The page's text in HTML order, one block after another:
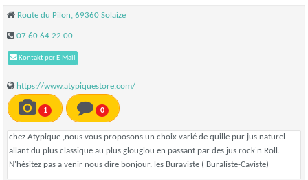
Route du Pilon, 69360 Solaize
07 60 64 22 00
Kontakt per E-Mail
https://www.atypiquestore.com/
1 0
chez Atypique ,nous vous proposons un choix varié de quille pur jus naturel
allant du plus classique au plus glouglou en passant par des jus rock'n Roll.
N'hésitez pas a venir nous dire bonjour. les Buraviste ( Buraliste-Caviste)